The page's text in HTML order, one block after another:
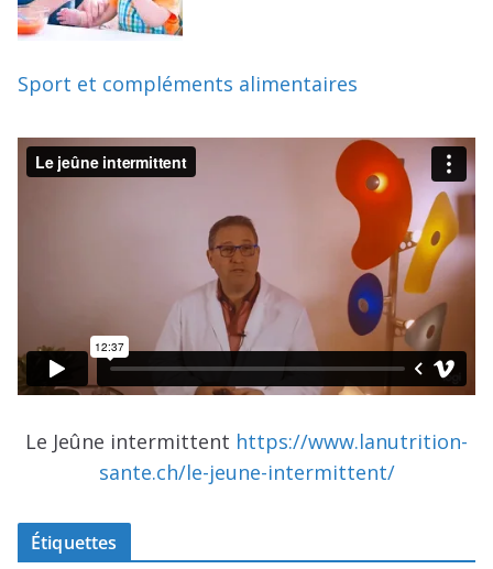
Sport et compléments alimentaires
Le Jeûne intermittent https://www.lanutrition-
sante.ch/le-jeune-intermittent/
Étiquettes